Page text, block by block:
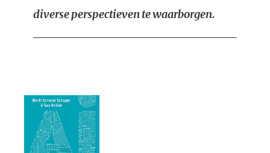
diverse perspectieven te waarborgen.